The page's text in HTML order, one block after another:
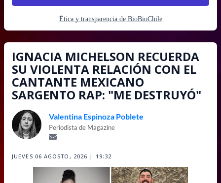
Ética y transparencia de BioBioChile
IGNACIA MICHELSON RECUERDA
SU VIOLENTA RELACIÓN CON EL
CANTANTE MEXICANO
SARGENTO RAP: "ME DESTRUYÓ"
Valentina Espinoza Poblete
Periodista de Magazine
JUEVES 06 AGOSTO, 2026 | 19:32